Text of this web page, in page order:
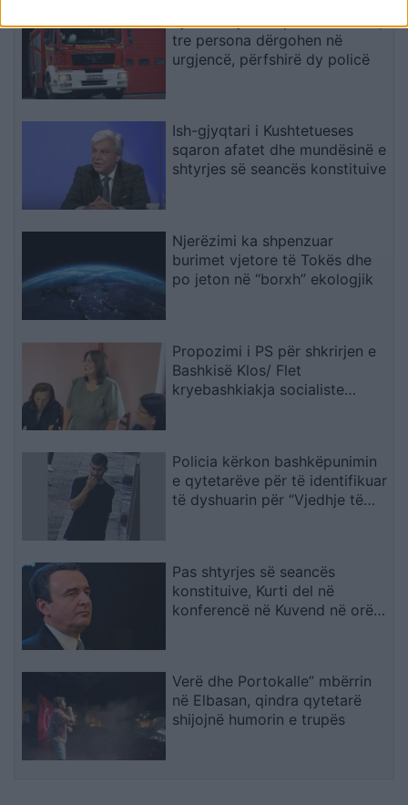
tre persona dërgohen në
urgjencë, përfshirë dy policë
Ish-gjyqtari i Kushtetueses
sqaron afatet dhe mundësinë e
shtyrjes së seancës konstituive
Njerëzimi ka shpenzuar
burimet vjetore të Tokës dhe
po jeton në “borxh” ekologjik
Propozimi i PS për shkrirjen e
Bashkisë Klos/ Flet
kryebashkiakja socialiste
janë kundër, unë jam me ta
(VIDEO)
Policia kërkon bashkëpunimin
e qytetarëve për të identifikuar
të dyshuarin për “Vjedhje të
Pas shtyrjes së seancës
konstituive, Kurti del në
konferencë në Kuvend në orën
Verë dhe Portokalle” mbërrin
në Elbasan, qindra qytetarë
shijojnë humorin e trupës